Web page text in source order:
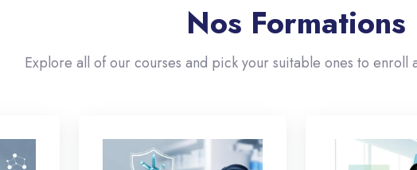
Nos Formations
Explore all of our courses and pick your suitable ones to enroll